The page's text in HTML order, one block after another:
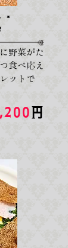
野菜がた
食べ応え
ットで
円